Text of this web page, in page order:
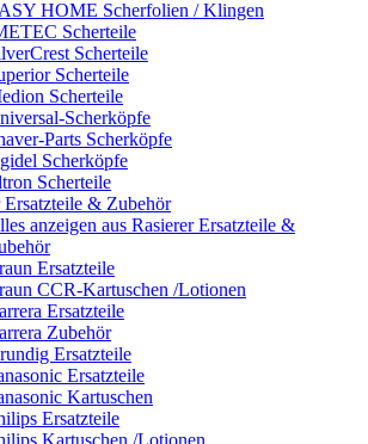
HOME Scherfolien / Klingen
Scherteile
Scherteile
Scherteile
Scherteile
Scherköpfe
Parts Scherköpfe
Scherköpfe
Scherteile
Ersatzteile & Zubehör
anzeigen aus Rasierer Ersatzteile &
Ersatzteile
CCR-Kartuschen /Lotionen
Ersatzteile
Zubehör
Ersatzteile
Ersatzteile
Kartuschen
Ersatzteile
Kartuschen /Lotionen